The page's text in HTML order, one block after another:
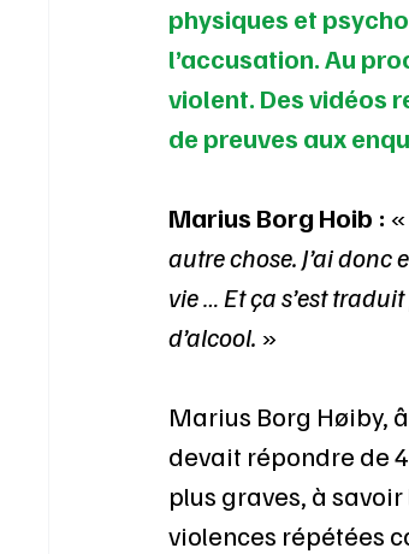
physiques et
l’accusation. Au
violent. Des vidéos
de preuves aux
Marius Borg Hoib : «
autre chose. J’ai
vie … Et ça s’est
d’alcool. »
Marius Borg Høiby,
devait répondre de
plus graves, à
violences répétées